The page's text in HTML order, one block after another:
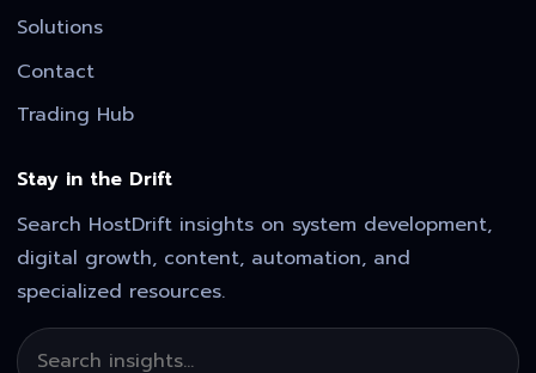
Solutions
Contact
Trading Hub
Stay in the Drift
Search HostDrift insights on system development,
digital growth, content, automation, and
specialized resources.
Search